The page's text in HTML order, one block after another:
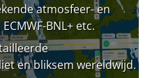
atmosfeer- en
BNL+ etc.
en bliksem wereldwijd.